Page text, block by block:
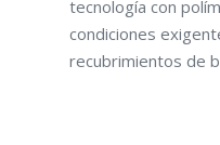
tecnología con
condiciones
recubrimientos de